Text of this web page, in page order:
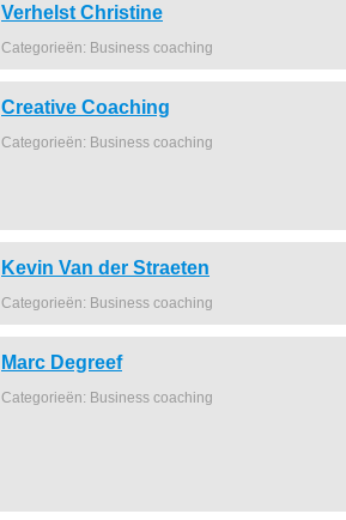
Verhelst Christine
Categorieën: Business coaching
Creative Coaching
Categorieën: Business coaching
Kevin Van der Straeten
Categorieën: Business coaching
Marc Degreef
Categorieën: Business coaching